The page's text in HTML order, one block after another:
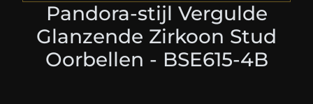
Pandora-stijl Vergulde
Glanzende Zirkoon Stud
Oorbellen - BSE615-4B